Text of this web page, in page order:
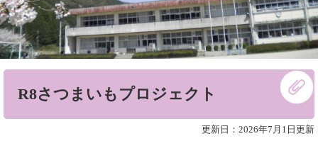
R8さつまいもプロジェクト
更新日：2026年7月1日更新